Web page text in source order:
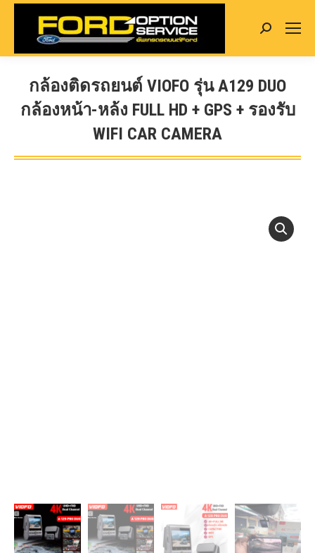
Search:
กล้องติดรถยนต์ VIOFO รุ่น A129 DUO
กล้องหน้า-หล้ง FULL HD + GPS + รองรับ
WIFI CAR CAMERA
You are here: